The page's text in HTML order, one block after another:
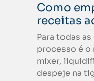
Como
receitas
Para todas
processo é o
mixer,
despeje na